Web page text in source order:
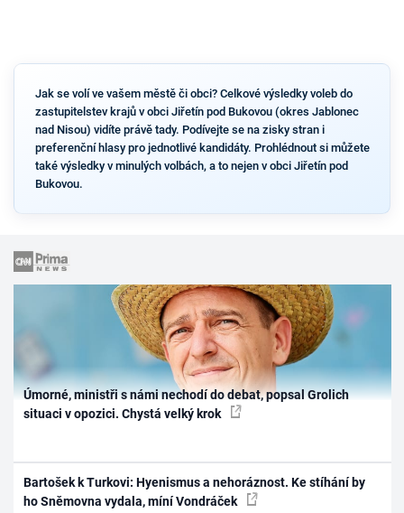
Jak se volí ve vašem městě či obci? Celkové výsledky voleb do
zastupitelstev krajů v obci Jiřetín pod Bukovou (okres Jablonec
nad Nisou) vidíte právě tady. Podívejte se na zisky stran i
preferenční hlasy pro jednotlivé kandidáty. Prohlédnout si můžete
také výsledky v minulých volbách, a to nejen v obci Jiřetín pod
Bukovou.
Úmorné, ministři s námi nechodí do debat, popsal Grolich
situaci v opozici. Chystá velký krok
Bartošek k Turkovi: Hyenismus a nehoráznost. Ke stíhání by
ho Sněmovna vydala, míní Vondráček